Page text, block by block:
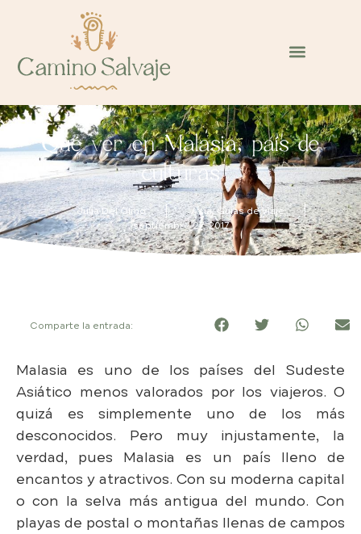
Qué ver en Malasia, país de
culturas
Julia Del Olmo Asia,Guías de viaje
septiembre 27, 2017
Comparte la entrada:
Malasia es uno de los países del Sudeste
Asiático menos valorados por los viajeros. O
quizá es simplemente uno de los más
desconocidos. Pero muy injustamente, la
verdad, pues Malasia es un país lleno de
encantos y atractivos. Con su moderna capital
o con la selva más antigua del mundo. Con
playas de postal o montañas llenas de campos